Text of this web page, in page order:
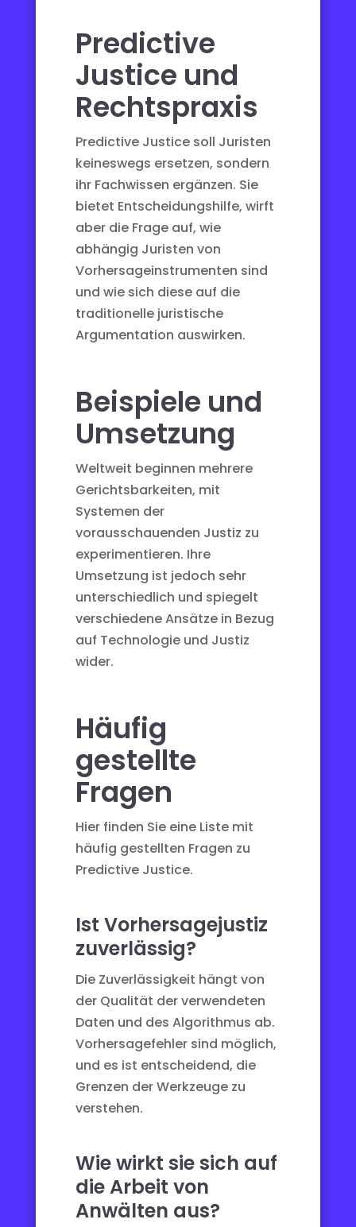
Predictive
Justice und
Rechtspraxis
Predictive Justice soll Juristen
keineswegs ersetzen, sondern
ihr Fachwissen ergänzen. Sie
bietet Entscheidungshilfe, wirft
aber die Frage auf, wie
abhängig Juristen von
Vorhersageinstrumenten sind
und wie sich diese auf die
traditionelle juristische
Argumentation auswirken.
Beispiele und
Umsetzung
Weltweit beginnen mehrere
Gerichtsbarkeiten, mit
Systemen der
vorausschauenden Justiz zu
experimentieren. Ihre
Umsetzung ist jedoch sehr
unterschiedlich und spiegelt
verschiedene Ansätze in Bezug
auf Technologie und Justiz
wider.
Häufig
gestellte
Fragen
Hier finden Sie eine Liste mit
häufig gestellten Fragen zu
Predictive Justice.
Ist Vorhersagejustiz
zuverlässig?
Die Zuverlässigkeit hängt von
der Qualität der verwendeten
Daten und des Algorithmus ab.
Vorhersagefehler sind möglich,
und es ist entscheidend, die
Grenzen der Werkzeuge zu
verstehen.
Wie wirkt sie sich auf
die Arbeit von
Anwälten aus?